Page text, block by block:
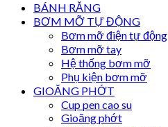
BÁNH RĂNG
BƠM MỠ TỰ ĐỘNG
Bơm mỡ điện tự động
Bơm mỡ tay
Hệ thống bơm mỡ
Phụ kiện bơm mỡ
GIOĂNG PHỚT
Cup pen cao su
Gioăng phớt